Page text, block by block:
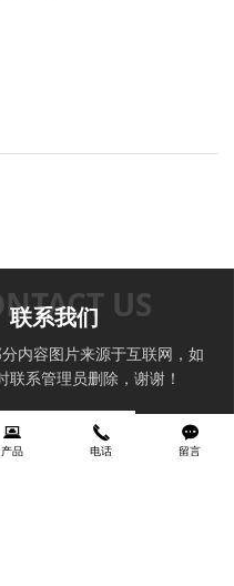
US
联系我们
内容图片来源于互联网，如
联系管理员删除，谢谢！
뀵
产品
끅
电话
끁
留言